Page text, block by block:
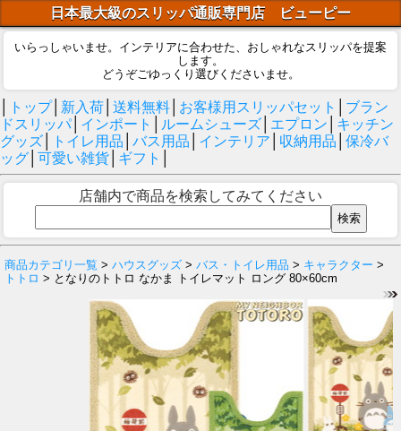
日本最大級のスリッパ通販専門店 ビューピー
いらっしゃいませ。インテリアに合わせた、おしゃれなスリッパを提案
します。
どうぞごゆっくり選びくださいませ。
トップ│ 新入荷 送料無料 お客様用スリッパセット
ブラン
ドスリッパ│ インポート ルームシューズ エプロン
キッチン
グッズ
トイレ用品 バス用品 インテリア 収納用品
保冷バ
ッグ 可愛い雑貨 ギフト
店舗内で商品を検索してみてください
商品カテゴリ一覧 > ハウスグッズ > バス・トイレ用品 > キャラクター >
トトロ > となりのトトロ なかま トイレマット ロング 80×60cm